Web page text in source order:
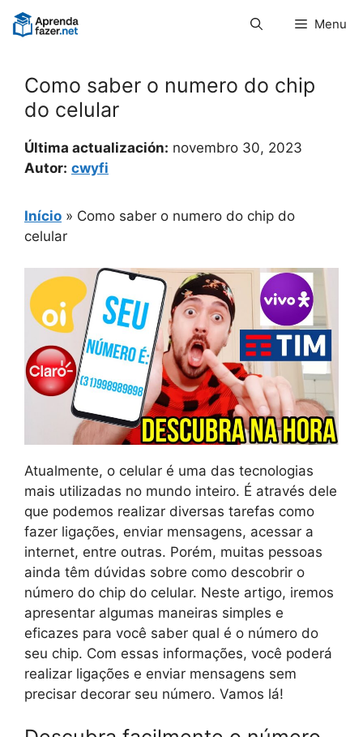
Pular
para
Menu
Como saber o numero do chip
do celular
Última actualización: novembro 30, 2023
Autor: cwyfi
Início » Como saber o numero do chip do
celular
Atualmente, o celular é uma das tecnologias
mais utilizadas no mundo inteiro. É através dele
que podemos realizar diversas tarefas como
fazer ligações, enviar mensagens, acessar a
internet, entre outras. Porém, muitas pessoas
ainda têm dúvidas sobre como descobrir o
número do chip do celular. Neste artigo, iremos
apresentar algumas maneiras simples e
eficazes para você saber qual é o número do
seu chip. Com essas informações, você poderá
realizar ligações e enviar mensagens sem
precisar decorar seu número. Vamos lá!